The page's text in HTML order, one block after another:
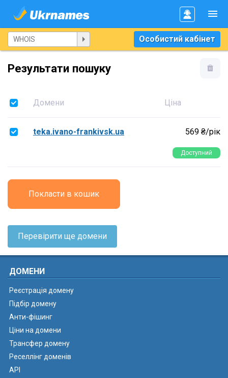
Особистий кабінет
Результати пошуку
Домени Ціна
teka.ivano-frankivsk.ua 569 ₴/рік
Доступний
Покласти в кошик
Перевірити ще домени
ДОМЕНИ
Реєстрація домену
Підбір домену
Анти-фішинг
Ціни на домени
Трансфер домену
Реселлінг доменів
API